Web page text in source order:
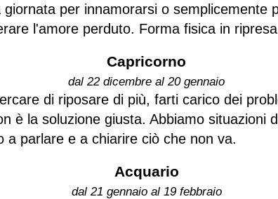
giornata per innamorarsi o semplicemente
l'amore perduto. Forma fisica in
Capricorno
dal 22 dicembre al 20 gennaio
di riposare di più, farti carico dei
è la soluzione giusta. Abbiamo situazioni
a parlare e a chiarire ciò che non va.
Acquario
dal 21 gennaio al 19 febbraio